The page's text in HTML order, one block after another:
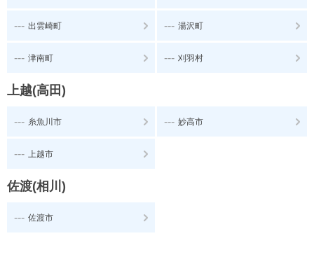
--- 出雲崎町 --- 湯沢町
--- 津南町 --- 刈羽村
上越(高田)
--- 糸魚川市 --- 妙高市
--- 上越市
佐渡(相川)
--- 佐渡市